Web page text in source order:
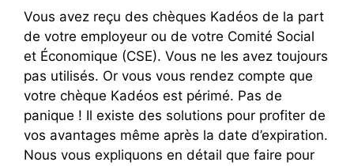
Vous avez reçu des chèques Kadéos de la part
de votre employeur ou de votre Comité Social
et Économique (CSE). Vous ne les avez toujours
pas utilisés. Or vous vous rendez compte que
votre chèque Kadéos est périmé. Pas de
panique ! Il existe des solutions pour profiter de
vos avantages même après la date d’expiration.
Nous vous expliquons en détail que faire pour